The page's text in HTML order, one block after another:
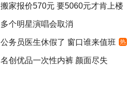
搬家报价570元 要5060元才肯上楼
多个明星演唱会取消
公务员医生休假了 窗口谁来值班 热
名创优品一次性内裤 颜面尽失